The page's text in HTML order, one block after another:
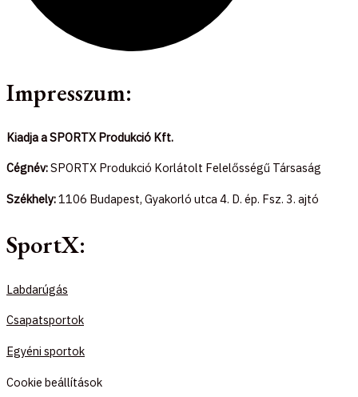
Impresszum:
Kiadja a SPORTX Produkció Kft.
Cégnév:SPORTX Produkció Korlátolt Felelősségű Társaság
Székhely:1106 Budapest, Gyakorló utca 4. D. ép. Fsz. 3. ajtó
SportX:
Labdarúgás
Csapatsportok
Egyéni sportok
Cookie beállítások